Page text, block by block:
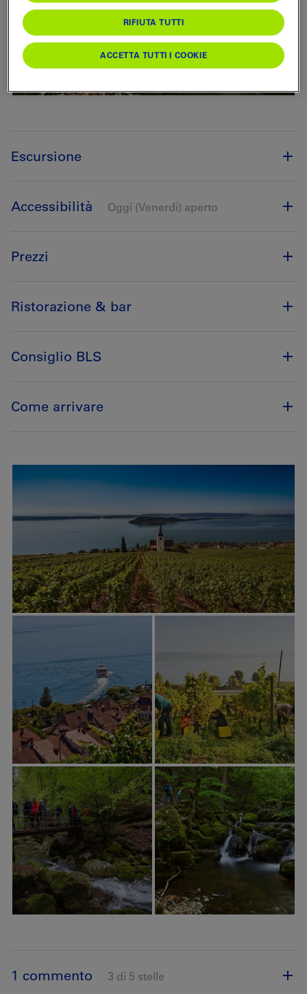
Escursione
Accessibilità Oggi (Venerdì) aperto
Prezzi
Ristorazione & bar
Consiglio BLS
Come arrivare
1 commento 3 di 5 stelle
RIFIUTA TUTTI
ACCETTA TUTTI I COOKIE